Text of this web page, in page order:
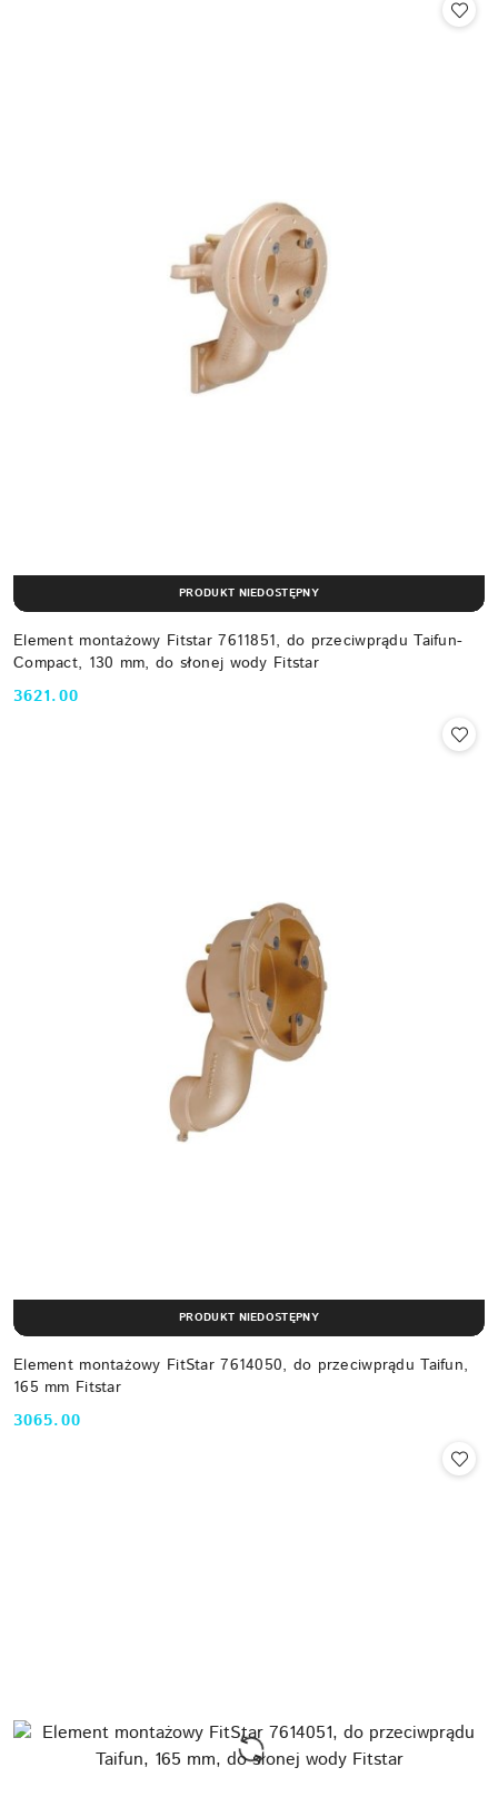
Element montażowy Fitstar 7611851, do przeciwprądu Taifun-
Compact, 130 mm, do słonej wody Fitstar
Cena:
3621.00
PRODUKT NIEDOSTĘPNY
Element montażowy FitStar 7614050, do przeciwprądu Taifun,
165 mm Fitstar
Cena:
3065.00
PRODUKT NIEDOSTĘPNY